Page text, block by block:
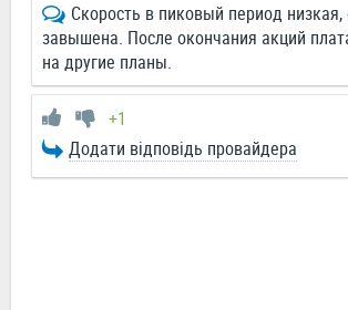
Скорость в пиковый период низкая,
завышена. После окончания акций
на другие планы.
+1
Додати відповідь провайдера